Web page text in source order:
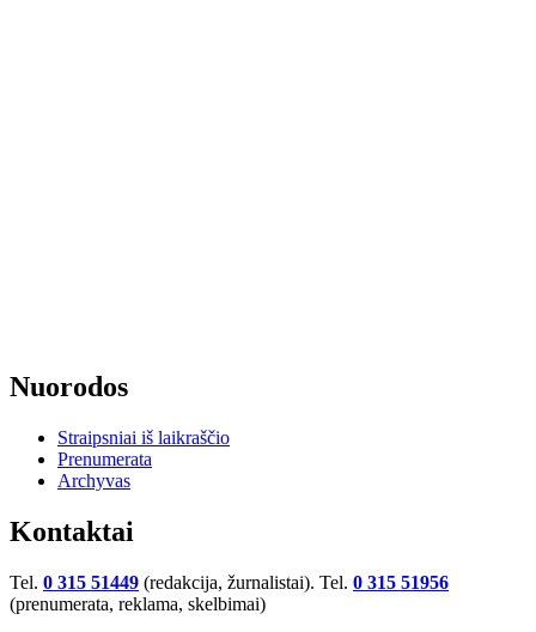
Nuorodos
Straipsniai iš laikraščio
Prenumerata
Archyvas
Kontaktai
Tel. 0 315 51449 (redakcija, žurnalistai). Tel. 0 315 51956
(prenumerata, reklama, skelbimai)